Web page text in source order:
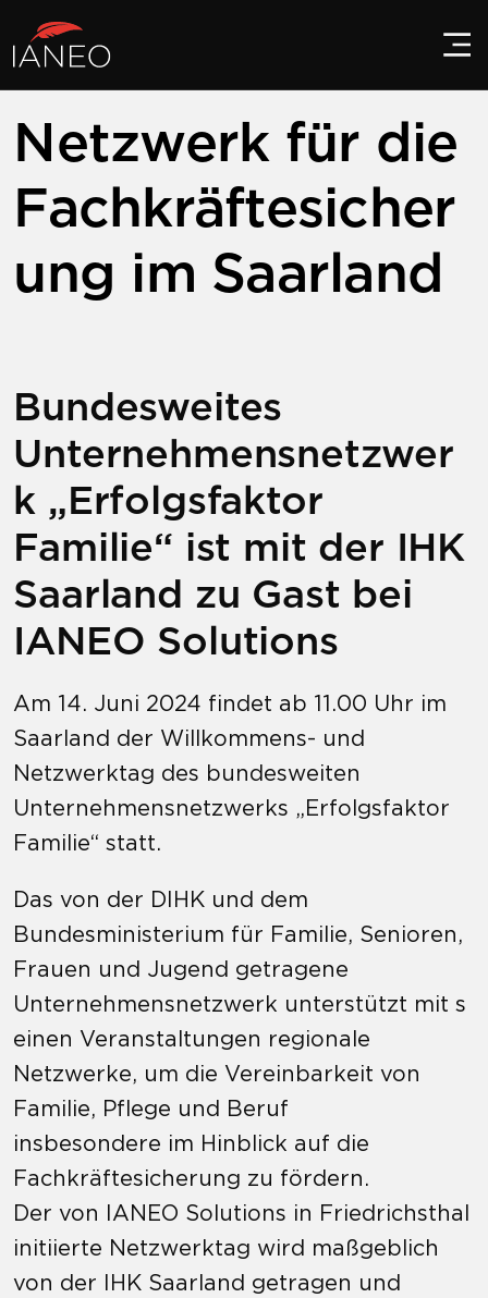
Netzwerk für die
Fachkräftesicher
ung im Saarland
Bundesweites
Unternehmensnetzwer
k „Erfolgsfaktor
Familie“ ist mit der IHK
Saarland zu Gast bei
IANEO Solutions
Am 14. Juni 2024 findet ab 11.00 Uhr im
Saarland der Willkommens- und
Netzwerktag des bundesweiten
Unternehmensnetzwerks „Erfolgsfaktor
Familie“ statt.
Das von der DIHK und dem
Bundesministerium für Familie, Senioren,
Frauen und Jugend getragene
Unternehmensnetzwerk unterstützt mits
einen Veranstaltungen regionale
Netzwerke, um die Vereinbarkeit von
Familie, Pflege und Beruf
insbesondere im Hinblick auf die
Fachkräftesicherung zu fördern.
Der von IANEO Solutions in Friedrichsthal
initiierte Netzwerktag wird maßgeblich
von der IHK Saarland getragen und